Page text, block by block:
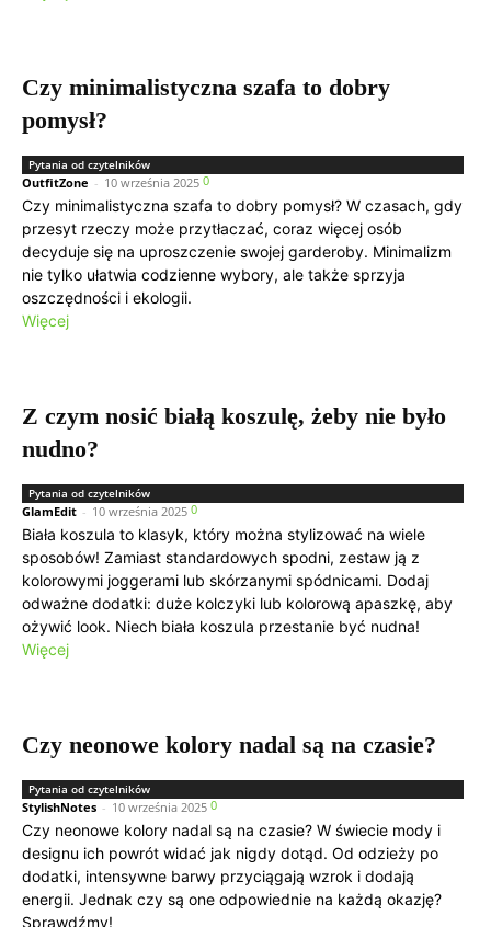
Czy minimalistyczna szafa to dobry
pomysł?
Pytania od czytelników
OutfitZone - 10 września 2025 0
Czy minimalistyczna szafa to dobry pomysł? W czasach, gdy
przesyt rzeczy może przytłaczać, coraz więcej osób
decyduje się na uproszczenie swojej garderoby. Minimalizm
nie tylko ułatwia codzienne wybory, ale także sprzyja
oszczędności i ekologii.
Więcej
Z czym nosić białą koszulę, żeby nie było
nudno?
Pytania od czytelników
GlamEdit - 10 września 2025 0
Biała koszula to klasyk, który można stylizować na wiele
sposobów! Zamiast standardowych spodni, zestaw ją z
kolorowymi joggerami lub skórzanymi spódnicami. Dodaj
odważne dodatki: duże kolczyki lub kolorową apaszkę, aby
ożywić look. Niech biała koszula przestanie być nudna!
Więcej
Czy neonowe kolory nadal są na czasie?
Pytania od czytelników
StylishNotes - 10 września 2025 0
Czy neonowe kolory nadal są na czasie? W świecie mody i
designu ich powrót widać jak nigdy dotąd. Od odzieży po
dodatki, intensywne barwy przyciągają wzrok i dodają
energii. Jednak czy są one odpowiednie na każdą okazję?
Sprawdźmy!